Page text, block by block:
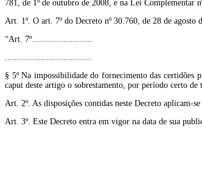
781, de 1º de outubro de 2008, e na Lei Complementar
Art. 1º. O art. 7º do Decreto nº 30.760, de 28 de agosto
“Art. 7º.........................
....................................
§ 5º Na impossibilidade do fornecimento das certidões
caput deste artigo o sobrestamento, por período certo
Art. 2º. As disposições contidas neste Decreto aplicam-
Art. 3º. Este Decreto entra em vigor na data de sua